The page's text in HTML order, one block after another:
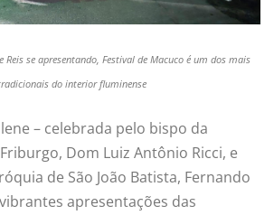
Reis se apresentando, Festival de Macuco é um dos mais
do interior fluminense
– celebrada pelo bispo da
Dom Luiz Antônio Ricci, e
de São João Batista, Fernando
apresentações das